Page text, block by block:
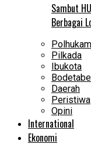
Sambut
Berbagai
Polhukam
Pilkada
Ibukota
Daerah
Peristiwa
Opini
International
Ekonomi